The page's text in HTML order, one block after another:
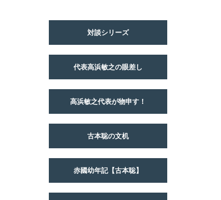
対談シリーズ
代表高浜敏之の眼差し
高浜敏之代表が物申す！
古本聡の文机
赤國幼年記【古本聡】